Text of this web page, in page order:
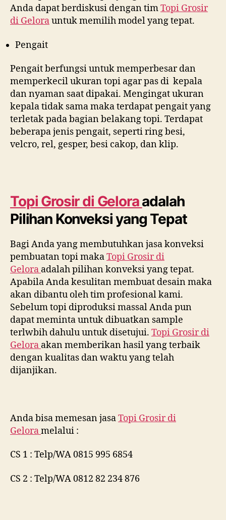
Anda dapat berdiskusi dengan timTopi Grosir
di Gelorauntuk memilih model yang tepat.
Pengait
Pengait berfungsi untuk memperbesar dan
memperkecil ukuran topi agar pas di kepala
dan nyaman saat dipakai. Mengingat ukuran
kepala tidak sama maka terdapat pengait yang
terletak pada bagian belakang topi. Terdapat
beberapa jenis pengait, seperti ring besi,
velcro, rel, gesper, besi cakop, dan klip.
Topi Grosir di Geloraadalah
Pilihan Konveksi yang Tepat
Bagi Anda yang membutuhkan jasa konveksi
pembuatan topi makaTopi Grosir di
Gelora adalah pilihan konveksi yang tepat.
Apabila Anda kesulitan membuat desain maka
akan dibantu oleh tim profesional kami.
Sebelum topi diproduksi massal Anda pun
dapat meminta untuk dibuatkan sample
terlwbih dahulu untuk disetujui. Topi Grosir di
Gelora akan memberikan hasil yang terbaik
dengan kualitas dan waktu yang telah
dijanjikan.
Anda bisa memesan jasaTopi Grosir di
Geloramelalui :
CS 1 : Telp/WA 0815 995 6854
CS 2 : Telp/WA 0812 82 234 876